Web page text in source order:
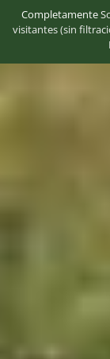
Completamente
visitantes (sin